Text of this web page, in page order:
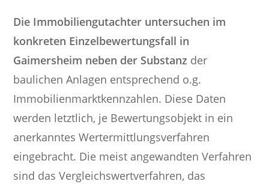
Die Immobiliengutachter untersuchen im
konkreten Einzelbewertungsfall in
Gaimersheim neben der Substanz der
baulichen Anlagen entsprechend o.g.
Immobilienmarktkennzahlen. Diese Daten
werden letztlich, je Bewertungsobjekt in ein
anerkanntes Wertermittlungsverfahren
eingebracht. Die meist angewandten Verfahren
sind das Vergleichswertverfahren, das